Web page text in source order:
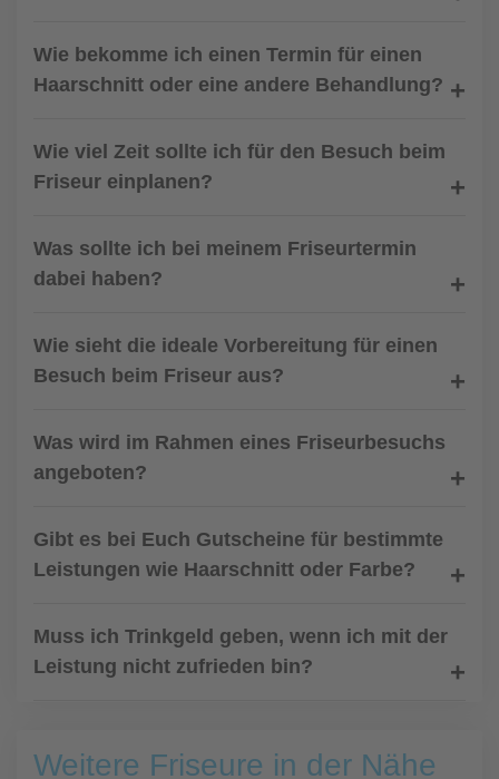
Wie bekomme ich einen Termin für einen
Haarschnitt oder eine andere Behandlung?
Wie viel Zeit sollte ich für den Besuch beim
Friseur einplanen?
Was sollte ich bei meinem Friseurtermin
dabei haben?
Wie sieht die ideale Vorbereitung für einen
Besuch beim Friseur aus?
Was wird im Rahmen eines Friseurbesuchs
angeboten?
Gibt es bei Euch Gutscheine für bestimmte
Leistungen wie Haarschnitt oder Farbe?
Muss ich Trinkgeld geben, wenn ich mit der
Leistung nicht zufrieden bin?
Weitere Friseure in der Nähe